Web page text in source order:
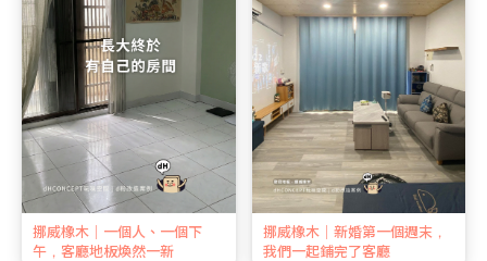
挪威橡木｜一個人、一個下
午，客廳地板煥然一新
挪威橡木｜新婚第一個週末，
我們一起鋪完了客廳